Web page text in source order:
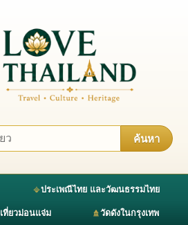
ค้นหา
ประเพณีไทย และวัฒนธรรมไทย
เที่ยวม่อนแจ่ม วัดดังในกรุงเทพ